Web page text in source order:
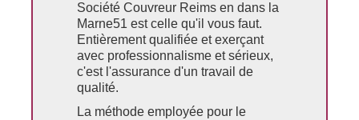
Société Couvreur Reims en dans la
Marne51 est celle qu'il vous faut.
Entièrement qualifiée et exerçant
avec professionnalisme et sérieux,
c'est l'assurance d'un travail de
qualité.
La méthode employée pour le